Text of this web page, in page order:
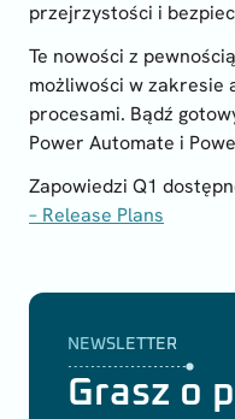
przejrzystości i
Te nowości z
możliwości w zakresie
procesami. Bądź
Power Automate i
Zapowiedzi Q1
– Release Plans
NEWSLETTER
Grasz o